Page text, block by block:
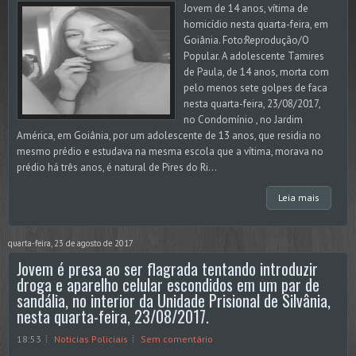
Jovem de 14 anos, vítima de
homicídio nesta quarta-feira, em
Goiânia. Foto:Reprodução/O
Popular. A adolescente Tamires
de Paula, de 14 anos, morta com
pelo menos sete golpes de faca
nesta quarta-feira, 23/08/2017,
no Condomínio , no Jardim
América, em Goiânia, por um adolescente de 13 anos, que residia no
mesmo prédio e estudava na mesma escola que a vítima, morava no
prédio há três anos, é natural de Pires do Ri...
Leia mais
quarta-feira, 23 de agosto de 2017
Jovem é presa ao ser flagrada tentando introduzir
droga e aparelho celular escondidos em um par de
sandália, no interior da Unidade Prisional de Silvânia,
nesta quarta-feira, 23/08/2017.
18:53 Noticias Policiais Sem comentário